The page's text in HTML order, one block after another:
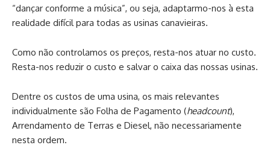
“dançar conforme a música”, ou seja, adaptarmo-nos à esta
realidade difícil para todas as usinas canavieiras.
Como não controlamos os preços, resta-nos atuar no custo.
Resta-nos reduzir o custo e salvar o caixa das nossas usinas.
Dentre os custos de uma usina, os mais relevantes
individualmente são Folha de Pagamento (headcount),
Arrendamento de Terras e Diesel, não necessariamente
nesta ordem.